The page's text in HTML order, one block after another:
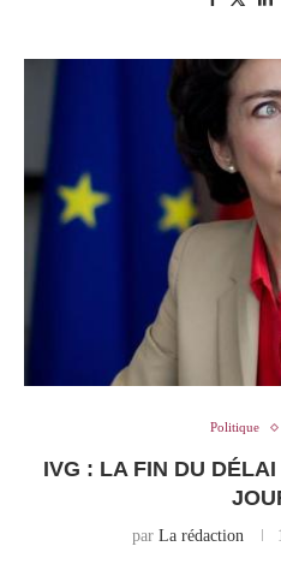
Politique
IVG : LA FIN DU
par La rédaction